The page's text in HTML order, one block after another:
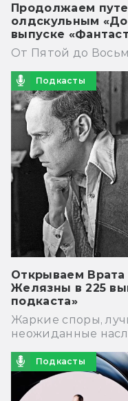
Продолжаем
олдскульным
выпуске
От Пятой до
Подкасты
Открываем
Желязны в 225
подкаста»
Жаркие споры,
неожиданные
Подкасты